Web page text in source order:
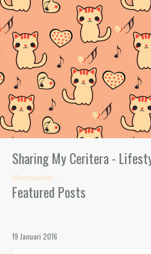
Sharing My Ceritera -
Memuatkan ...
Featured Posts
19 Januari 2016